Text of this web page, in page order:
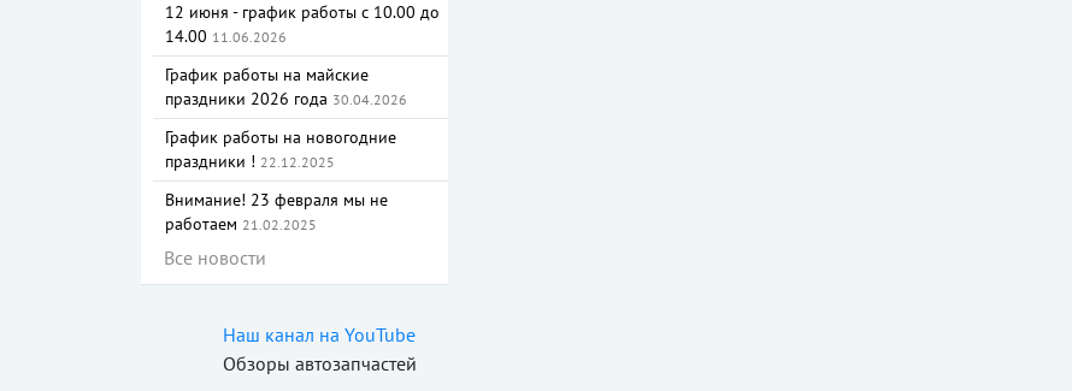
12 июня - график работы с 10.00 до
14.00 11.06.2026
График работы на майские
праздники 2026 года 30.04.2026
График работы на новогодние
праздники ! 22.12.2025
Внимание! 23 февраля мы не
работаем 21.02.2025
Все новости
Наш канал на YouTube
Обзоры автозапчастей